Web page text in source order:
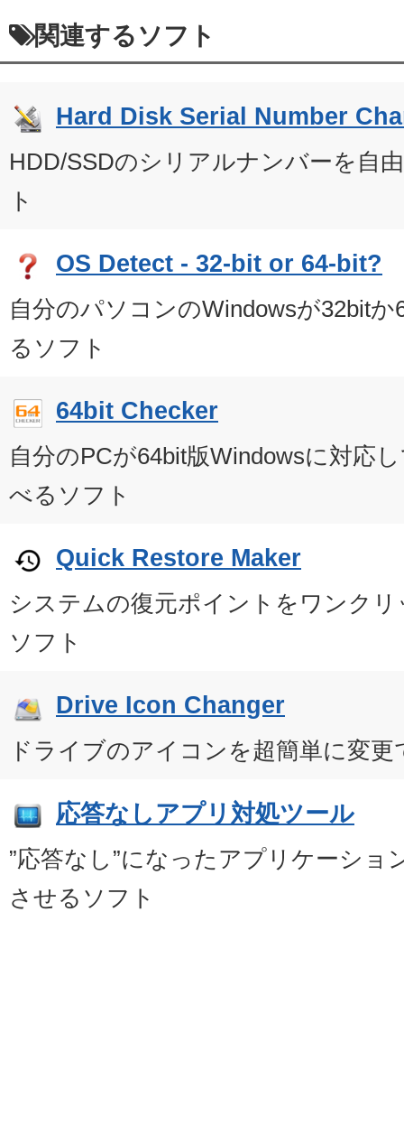
関連するソフト
Hard Disk Serial Number
HDD/SSDのシリアルナンバーを自
ト
OS Detect - 32-bit or 64-bit?
自分のパソコンのWindowsが32bit
るソフト
64bit Checker
自分のPCが64bit版Windowsに対応
べるソフト
Quick Restore Maker
システムの復元ポイントをワンク
ソフト
Drive Icon Changer
ドライブのアイコンを超簡単に変
応答なしアプリ対処ツール
”応答なし”になったアプリケーショ
させるソフト